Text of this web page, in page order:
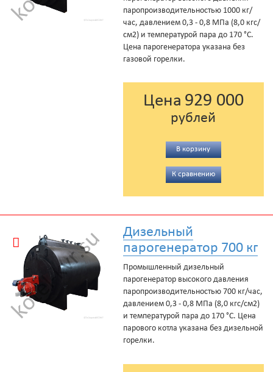
паропроизводительностью 1000 кг/
час, давлением 0,3 - 0,8 МПа (8,0 кгс/
см2) и температурой пара до 170 °С.
Цена парогенератора указана без
газовой горелки.
Цена 929 000
рублей
В корзину
К сравнению
Дизельный
парогенератор 700 кг
Промышленный дизельный
парогенератор высокого давления
паропроизводительностью 700 кг/час,
давлением 0,3 - 0,8 МПа (8,0 кгс/см2)
и температурой пара до 170 °С. Цена
парового котла указана без дизельной
горелки.